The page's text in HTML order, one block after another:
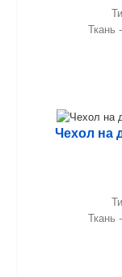
Ткань
Чехол на
Ткань